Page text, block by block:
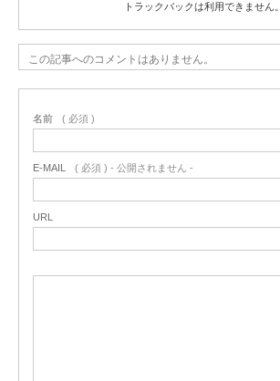
トラックバックは利用できません。
この記事へのコメントはありません。
名前 ( 必須 )
E-MAIL ( 必須 ) - 公開されません -
URL